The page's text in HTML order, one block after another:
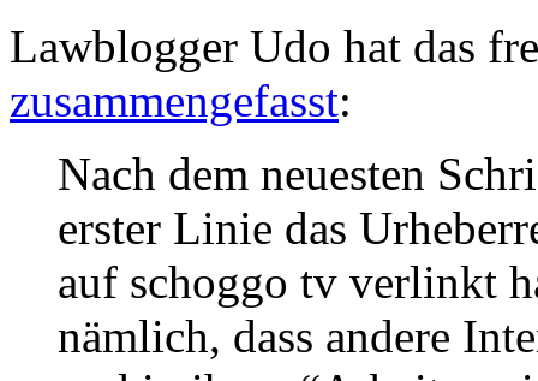
Lawblogger Udo hat das
zusammengefasst:
Nach dem neuesten
erster Linie das
auf schoggo tv verlinkt
nämlich, dass andere